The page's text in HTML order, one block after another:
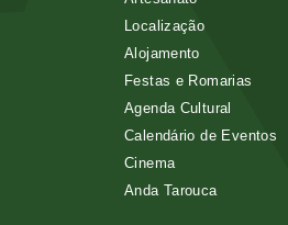
Localização
Alojamento
Festas e Romarias
Agenda Cultural
Calendário de Eventos
Cinema
Anda Tarouca